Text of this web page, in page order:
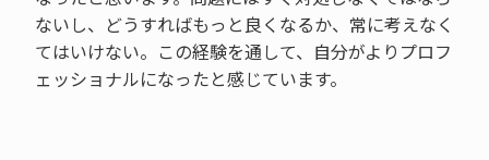
ないし、どうすればもっと良くなるか、常に考えなく
てはいけない。この経験を通して、自分がよりプロフ
ェッショナルになったと感じています。